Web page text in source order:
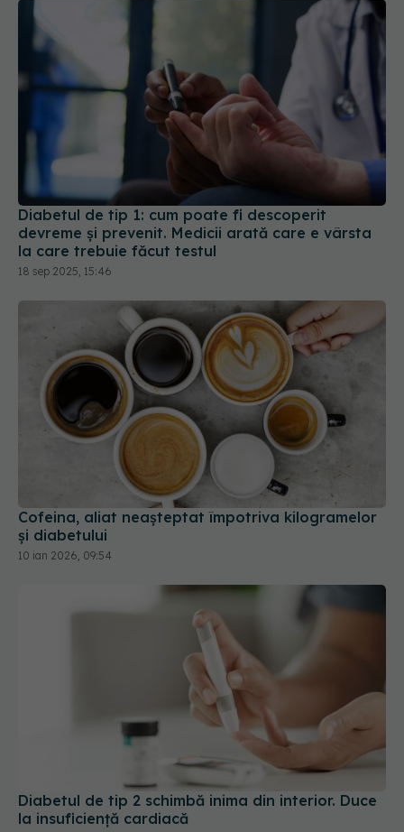
Diabetul de tip 1: cum poate fi descoperit
devreme și prevenit. Medicii arată care e vârsta
la care trebuie făcut testul
18 sep 2025, 15:46
Cofeina, aliat neașteptat împotriva kilogramelor
și diabetului
10 ian 2026, 09:54
Diabetul de tip 2 schimbă inima din interior. Duce
la insuficiență cardiacă